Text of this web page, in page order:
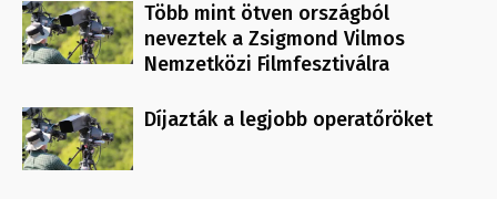
Több mint ötven országból
neveztek a Zsigmond Vilmos
Nemzetközi Filmfesztiválra
Díjazták a legjobb operatőröket